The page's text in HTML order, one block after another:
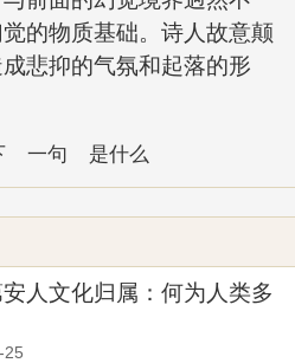
的物质基础。诗人故意颠
悲抑的气氛和起落的形
一句 是什么
安人文化归属：何为人类多
25